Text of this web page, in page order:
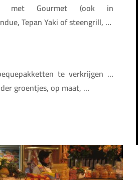
met Gourmet (ook in
Tepan Yaki of steengrill, …
te verkrijgen …
groentjes, op maat, …